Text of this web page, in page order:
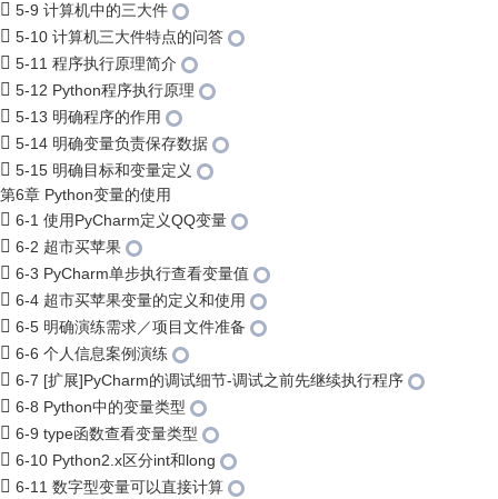
5-9 计算机中的三大件
5-10 计算机三大件特点的问答
5-11 程序执行原理简介
5-12 Python程序执行原理
5-13 明确程序的作用
5-14 明确变量负责保存数据
5-15 明确目标和变量定义
第6章 Python变量的使用
6-1 使用PyCharm定义QQ变量
6-2 超市买苹果
6-3 PyCharm单步执行查看变量值
6-4 超市买苹果变量的定义和使用
6-5 明确演练需求／项目文件准备
6-6 个人信息案例演练
6-7 [扩展]PyCharm的调试细节-调试之前先继续执行程序
6-8 Python中的变量类型
6-9 type函数查看变量类型
6-10 Python2.x区分int和long
6-11 数字型变量可以直接计算